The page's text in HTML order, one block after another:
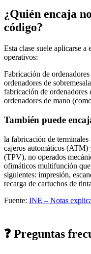
¿Quién encaja
código?
Esta clase suele aplicarse
operativos:
Fabricación de
ordenadores de sobremesa
fabricación de ordenadores
ordenadores de mano
También puede
la fabricación de
cajeros automáticos (ATM)
(TPV), no operados
ofimáticos multifunción
siguientes: impresión,
recarga de cartuchos de tinta
Fuente: INE – Notas
❓ Preguntas